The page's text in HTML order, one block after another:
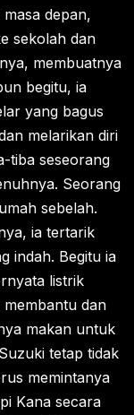
depan,
sekolah dan
membuatnya
begitu, ia
yang bagus
melarikan diri
tiba seseorang
Seorang
sebelah.
ia tertarik
indah. Begitu ia
listrik
dan
makan untuk
tetap tidak
memintanya
Kana secara